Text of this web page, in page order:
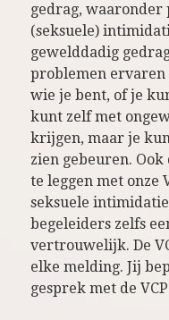
gedrag, waaronder
(seksuele)
gewelddadig
problemen
wie je bent, of je
kunt zelf met
krijgen, maar je
zien gebeuren.
te leggen met onze
seksuele
begeleiders zelfs
vertrouwelijk. De
elke melding. Jij
gesprek met de